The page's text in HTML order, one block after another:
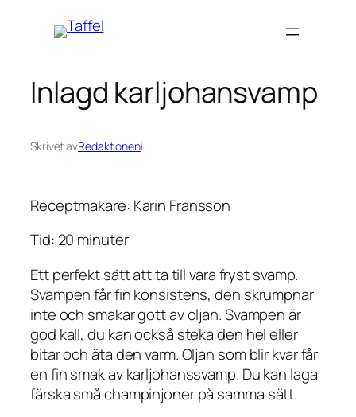
Inlagd karljohansvamp
Skrivet avRedaktioneni
Receptmakare: Karin Fransson
Tid: 20 minuter
Ett perfekt sätt att ta till vara fryst svamp.
Svampen får fin konsistens, den skrumpnar
inte och smakar gott av oljan. Svampen är
god kall, du kan också steka den hel eller
bitar och äta den varm. Oljan som blir kvar får
en fin smak av karljohanssvamp. Du kan laga
färska små champinjoner på samma sätt.